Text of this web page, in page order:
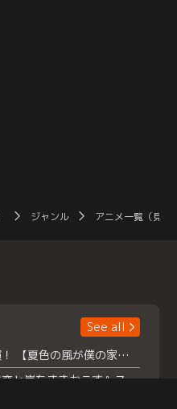
ジャンル アニメ一覧（見放
See all
浮所飛貴主演！ 【夏色の風が僕の家にやってきた】 本日よりテラサで独占配信スタート！
『夏色の雲が恋と嵐をまきおこす』スペシャルメイキング 【Part1】2026年７月18日（土）23時30分～配信スタート！話題のシーンの裏側を大公開！豪華キャスト大集合！ 『武宮家 真夏の家族会議』開催！